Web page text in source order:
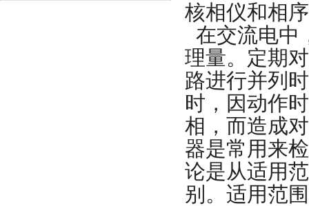
核相仪和相
在交流电中
理量。定期
路进行并列
时，因动作
相，而造成
器是常用来
论是从适用
别。适用范